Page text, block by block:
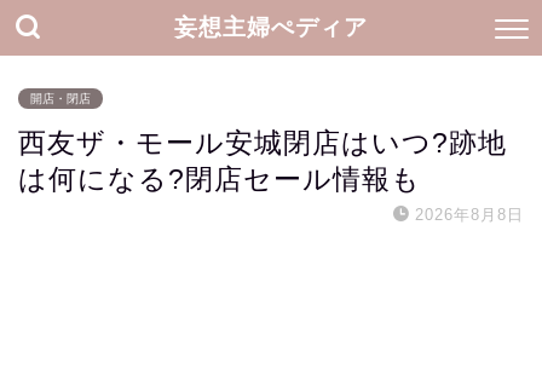
妄想主婦ぺディア
開店・閉店
西友ザ・モール安城閉店はいつ?跡地
は何になる?閉店セール情報も
2026年8月8日